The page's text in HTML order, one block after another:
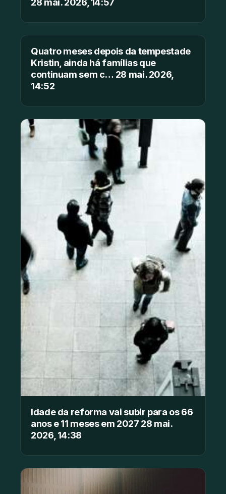
Quatro meses depois da tempestade
Kristin, ainda há famílias que
continuam sem c… 28 mai. 2026,
14:52
Idade da reforma vai subir para os 66
anos e 11 meses em 2027 28 mai.
2026, 14:38